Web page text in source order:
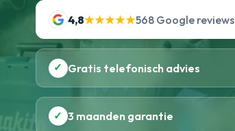
4,8★★★★★568 Google reviews
✓ Gratis telefonisch advies
✓ 3 maanden garantie